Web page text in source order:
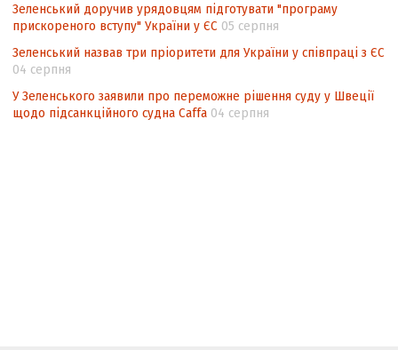
Зеленський доручив урядовцям підготувати "програму
прискореного вступу" України у ЄС 05 серпня
Зеленський назвав три пріоритети для України у співпраці з ЄС
04 серпня
У Зеленського заявили про переможне рішення суду у Швеції
щодо підсанкційного судна Caffa 04 серпня